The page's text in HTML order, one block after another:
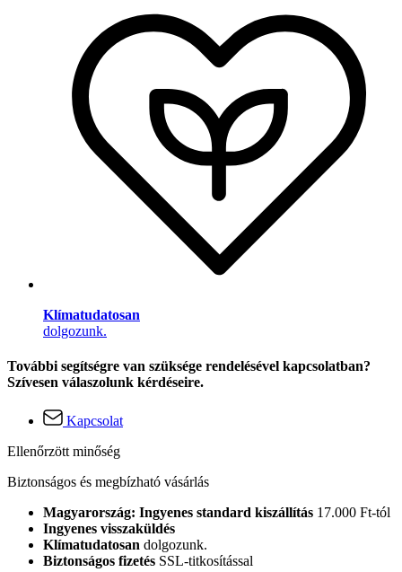
Klímatudatosan
dolgozunk.
További segítségre van szüksége rendelésével kapcsolatban?
Szívesen válaszolunk kérdéseire.
Kapcsolat
Ellenőrzött minőség
Biztonságos és megbízható vásárlás
Magyarország: Ingyenes standard kiszállítás 17.000 Ft-tól
Ingyenes visszaküldés
Klímatudatosan dolgozunk.
Biztonságos fizetés SSL-titkosítással